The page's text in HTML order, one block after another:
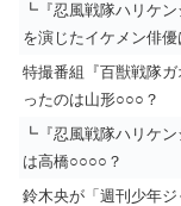
┗『忍風戦隊ハリケ
を演じたイケメン俳優
特撮番組『百獣戦隊
ったのは山形○○○？
┗『忍風戦隊ハリケ
は高橋○○○○？
鈴木央が「週刊少年